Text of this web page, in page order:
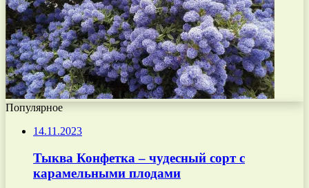
Популярное
14.11.2023
Тыква Конфетка – чудесный сорт с
карамельными плодами